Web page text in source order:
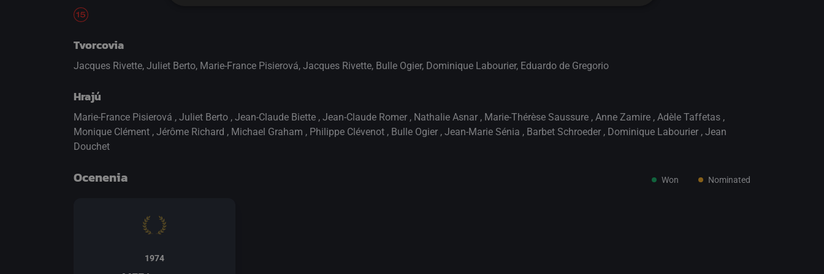
Tvorcovia
Jacques Rivette, Juliet Berto, Marie-France Pisierová, Jacques Rivette, Bulle Ogier, Dominique Labourier, Eduardo de Gregorio
Hrajú
Marie-France Pisierová , Juliet Berto , Jean-Claude Biette , Jean-Claude Romer , Nathalie Asnar , Marie-Thérèse Saussure , Anne Zamire , Adèle Taffetas ,
Monique Clément , Jérôme Richard , Michael Graham , Philippe Clévenot , Bulle Ogier , Jean-Marie Sénia , Barbet Schroeder , Dominique Labourier , Jean
Douchet
Ocenenia Won Nominated
1974